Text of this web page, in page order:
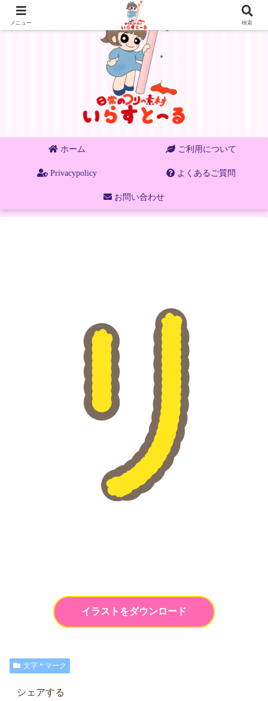
ホーム ご利用について
Privacypolicy よくあるご質問
お問い合わせ
イラストをダウンロード
文字＊マーク
シェアする
メニュー 検索